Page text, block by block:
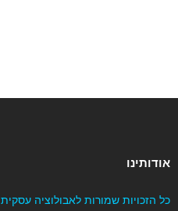
אודותינו
כל הזכויות שמורות לאבולוציה עסקית